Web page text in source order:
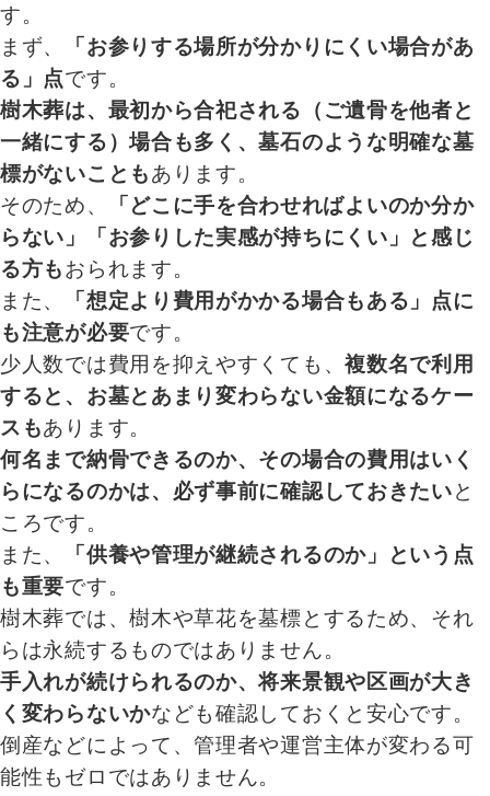
す。
まず、
「お参りする場所が分かりにくい場合があ
る」点です。
樹木葬は、最初から合祀される（ご遺骨を他者と
一緒にする）場合も多く、墓石のような明確な墓
標がないこともあります。
そのため、
「どこに手を合わせればよいのか分か
らない」「お参りした実感が持ちにくい」と感じ
る方もおられます。
また、
「想定より費用がかかる場合もある」点に
も注意が必要です。
少人数では費用を抑えやすくても、複数名で利用
すると、お墓とあまり変わらない金額になるケー
スもあります。
何名まで納骨できるのか、その場合の費用はいく
らになるのかは、必ず事前に確認しておきたいと
ころです。
また、
「供養や管理が継続されるのか」という点
も重要です。
樹木葬では、樹木や草花を墓標とするため、それ
らは永続するものではありません。
手入れが続けられるのか、将来景観や区画が大き
く変わらないかなども確認しておくと安心です。
倒産などによって、管理者や運営主体が変わる可
能性もゼロではありません。